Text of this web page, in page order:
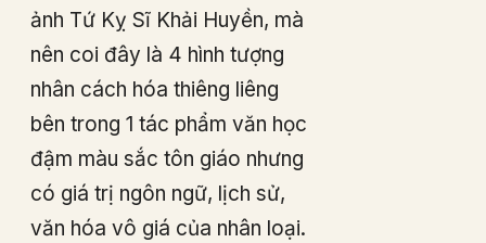
ảnh Tứ Kỵ Sĩ Khải Huyền, mà
nên coi đây là 4 hình tượng
nhân cách hóa thiêng liêng
bên trong 1 tác phẩm văn học
đậm màu sắc tôn giáo nhưng
có giá trị ngôn ngữ, lịch sử,
văn hóa vô giá của nhân loại.